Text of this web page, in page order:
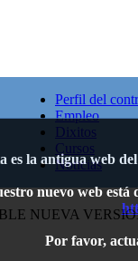
es la antigua web
nuevo web está
Por favor,
Perfil del
Empleo
Dixitos
Cursos
Noticias
NUEVA